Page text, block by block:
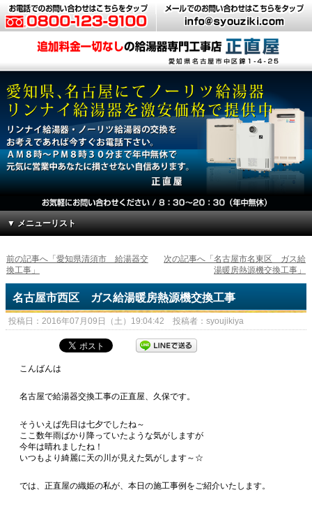
▼ メニューリスト
前の記事へ「愛知県清須市 給湯器交
換工事」
次の記事へ「名古屋市名東区 ガス給
湯暖房熱源機交換工事」
名古屋市西区 ガス給湯暖房熱源機交換工事
投稿日：2016年07月09日（土）19:04:42 投稿者：syoujikiya
こんばんは
名古屋で給湯器交換工事の正直屋、久保です。
そういえば先日は七夕でしたね～
ここ数年雨ばかり降っていたような気がしますが
今年は晴れましたね！
いつもより綺麗に天の川が見えた気がします～☆
では、正直屋の織姫の私が、本日の施工事例をご紹介いたします。